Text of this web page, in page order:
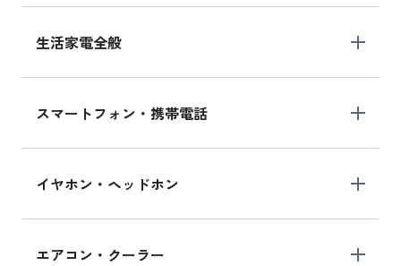
生活家電全般
スマートフォン・携帯電話
イヤホン・ヘッドホン
エアコン・クーラー